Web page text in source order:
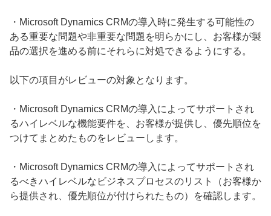
・Microsoft Dynamics CRMの導入時に発生する可能性の
ある重要な問題や非重要な問題を明らかにし、お客様が製
品の選択を進める前にそれらに対処できるようにする。
以下の項目がレビューの対象となります。
・Microsoft Dynamics CRMの導入によってサポートされ
るハイレベルな機能要件を、お客様が提供し、優先順位を
つけてまとめたものをレビューします。
・Microsoft Dynamics CRMの導入によってサポートされ
るべきハイレベルなビジネスプロセスのリスト（お客様か
ら提供され、優先順位が付けられたもの）を確認します。